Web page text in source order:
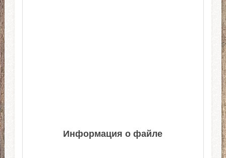
Информация о файле